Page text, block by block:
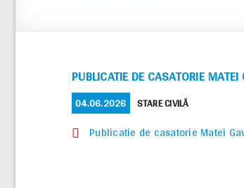
PUBLICATIE DE CASATORIE
POSTED
ON
04.06.2026 CATEGORIES
STARE CIVILĂ
Publicatie de casatorie Matei